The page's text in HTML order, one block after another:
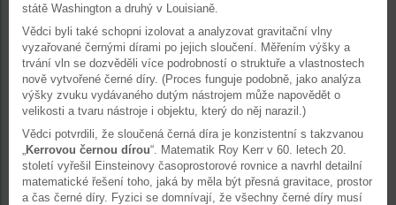
státě Washington a druhý v Louisianě.
Vědci byli také schopni izolovat a analyzovat gravitační vlny
vyzařované černými dírami po jejich sloučení. Měřením výšky a
trvání vln se dozvěděli více podrobností o struktuře a vlastnostech
nově vytvořené černé díry. (Proces funguje podobně, jako analýza
výšky zvuku vydávaného dutým nástrojem může napovědět o
velikosti a tvaru nástroje i objektu, který do něj narazil.)
Vědci potvrdili, že sloučená černá díra je konzistentní s takzvanou
Kerrovou černou dírou“. Matematik Roy Kerr v 60. letech 20.
století vyřešil Einsteinovy časoprostorové rovnice a navrhl detailní
matematické řešení toho, jaká by měla být přesná gravitace, prostor
a čas černé díry. Fyzici se domnívají, že všechny černé díry musí